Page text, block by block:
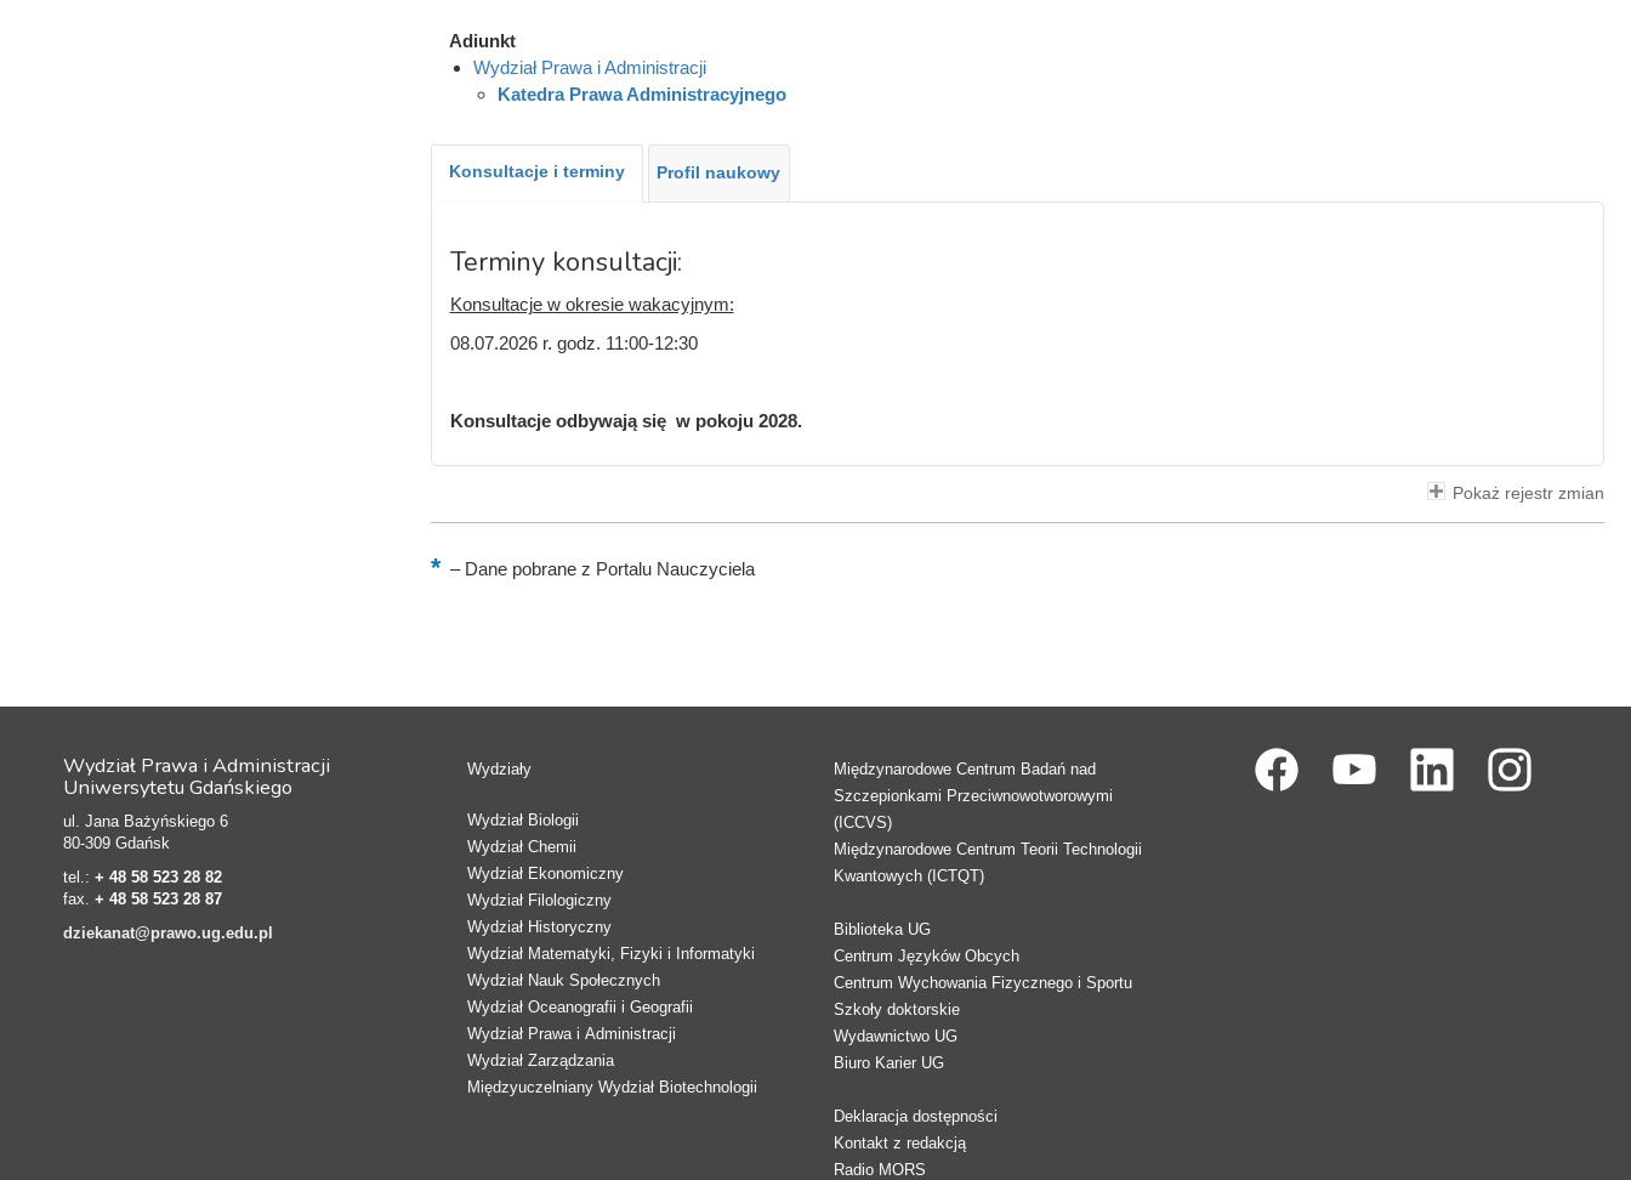
Adiunkt
Wydział Prawa i Administracji
Katedra Prawa Administracyjnego
Konsultacje i terminy Profil naukowy
Terminy konsultacji:
Konsultacje w okresie wakacyjnym:
08.07.2026 r. godz. 11:00-12:30
Konsultacje odbywają się w pokoju 2028.
Pokaż rejestr zmian
–Dane pobrane z Portalu Nauczyciela
Wydział Prawa i Administracji
Uniwersytetu Gdańskiego
ul. Jana Bażyńskiego 6
80-309 Gdańsk
tel.: + 48 58 523 28 82
fax. + 48 58 523 28 87
dziekanat@prawo.ug.edu.pl
Wydziały
Wydział Biologii
Wydział Chemii
Wydział Ekonomiczny
Wydział Filologiczny
Wydział Historyczny
Wydział Matematyki, Fizyki i Informatyki
Wydział Nauk Społecznych
Wydział Oceanografii i Geografii
Wydział Prawa i Administracji
Wydział Zarządzania
Międzyuczelniany Wydział Biotechnologii
Międzynarodowe Centrum Badań nad
Szczepionkami Przeciwnowotworowymi
(ICCVS)
Międzynarodowe Centrum Teorii Technologii
Kwantowych (ICTQT)
Biblioteka UG
Centrum Języków Obcych
Centrum Wychowania Fizycznego i Sportu
Szkoły doktorskie
Wydawnictwo UG
Biuro Karier UG
Deklaracja dostępności
Kontakt z redakcją
Radio MORS